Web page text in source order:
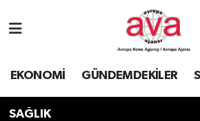
EKONOMİ GÜNDEMDEKİLER
SAĞLIK
Nöbetçi Eczaneler